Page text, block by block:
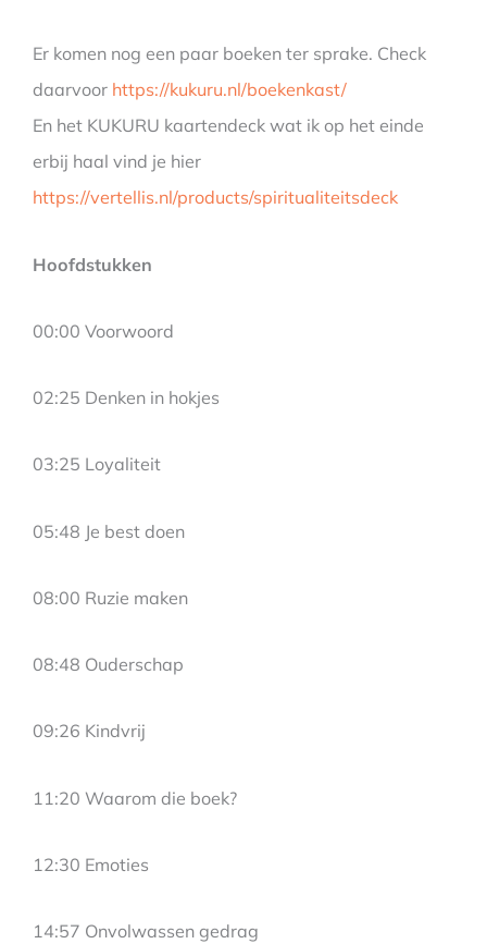
Er komen nog een paar boeken ter sprake. Check
daarvoor https://kukuru.nl/boekenkast/
En het KUKURU kaartendeck wat ik op het einde
erbij haal vind je hier
https://vertellis.nl/products/spiritualiteitsdeck
Hoofdstukken
00:00 Voorwoord
02:25 Denken in hokjes
03:25 Loyaliteit
05:48 Je best doen
08:00 Ruzie maken
08:48 Ouderschap
09:26 Kindvrij
11:20 Waarom die boek?
12:30 Emoties
14:57 Onvolwassen gedrag